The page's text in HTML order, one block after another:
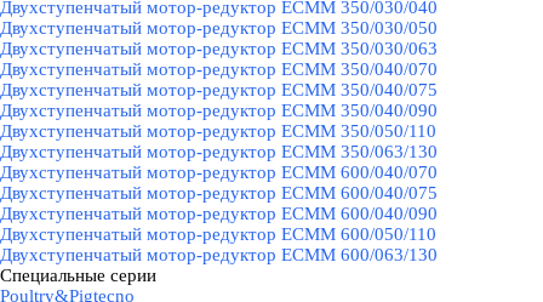
Двухступенчатый мотор-редуктор ECMM 350/030/040
Двухступенчатый мотор-редуктор ECMM 350/030/050
Двухступенчатый мотор-редуктор ECMM 350/030/063
Двухступенчатый мотор-редуктор ECMM 350/040/070
Двухступенчатый мотор-редуктор ECMM 350/040/075
Двухступенчатый мотор-редуктор ECMM 350/040/090
Двухступенчатый мотор-редуктор ECMM 350/050/110
Двухступенчатый мотор-редуктор ECMM 350/063/130
Двухступенчатый мотор-редуктор ECMM 600/040/070
Двухступенчатый мотор-редуктор ECMM 600/040/075
Двухступенчатый мотор-редуктор ECMM 600/040/090
Двухступенчатый мотор-редуктор ECMM 600/050/110
Двухступенчатый мотор-редуктор ECMM 600/063/130
Специальные серии
Poultry&Pigtecno